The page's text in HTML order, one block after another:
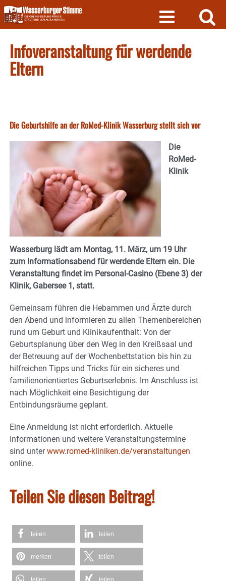
Skip
to
content
Infoveranstaltung für werdende
Eltern
Die Geburtshilfe an der RoMed-Klinik Wasserburg stellt sich vor
Die
RoMed-
Klinik
Wasserburg lädt am Montag, 11. März, um 19 Uhr
zum Informationsabend für werdende Eltern ein. Die
Veranstaltung findet im Personal-Casino (Ebene 3) der
Klinik, Gabersee 1, statt.
Gemeinsam führen die Hebammen und Ärzte durch
den Abend und informieren zu allen Themenbereichen
rund um Geburt und Klinikaufenthalt: Von der
Geburtsplanung über den Weg in den Kreißsaal und
der Betreuung auf der Wochenbettstation bis hin zu
hilfreichen Tipps und Tricks für ein sicheres und
familienorientiertes Geburtserlebnis. Im Anschluss ist
nach Möglichkeit eine Besichtigung der
Entbindungsräume geplant.
Eine Anmeldung ist nicht erforderlich. Aktuelle
Informationen und weitere Veranstaltungstermine
sind unterwww.romed-kliniken.de/veranstaltungen
online.
Teilen Sie diesen Beitrag!
teilen teilen
merken teilen
teilen teilen